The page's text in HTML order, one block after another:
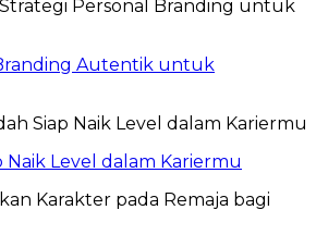
Autentik untuk
Naik Level dalam Kariermu